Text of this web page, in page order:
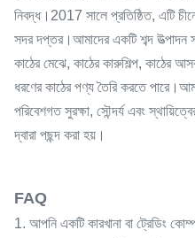
নিবদ্ধ।2017 সালে প্রতিষ্ঠিত, এটি
সদর দপ্তর।আমাদের একটি শব্দ
কাঠের মেঝে, কাঠের কারুশিল্প, কাঠের
ধরণের কাঠের পণ্য তৈরি করতে
পরিবেশগত সুরক্ষা, সৌন্দর্য এবং
দ্বারা পছন্দ করা হয়।
FAQ
1. আপনি একটি কারখানা বা ট্রেডিং